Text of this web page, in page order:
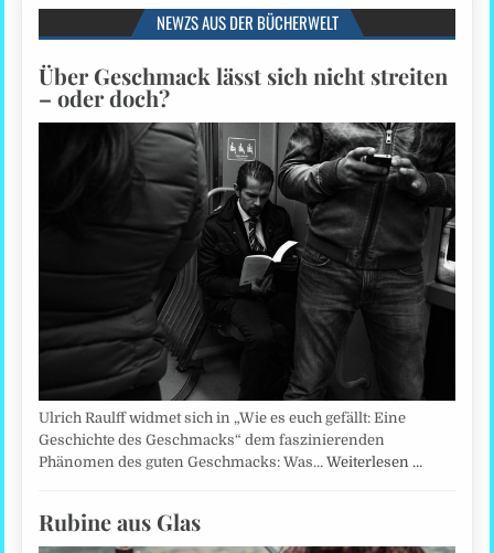
NEWZS AUS DER BÜCHERWELT
Über Geschmack lässt sich nicht streiten
– oder doch?
Ulrich Raulff widmet sich in „Wie es euch gefällt: Eine
Geschichte des Geschmacks“ dem faszinierenden
Phänomen des guten Geschmacks: Was…Weiterlesen …
Rubine aus Glas